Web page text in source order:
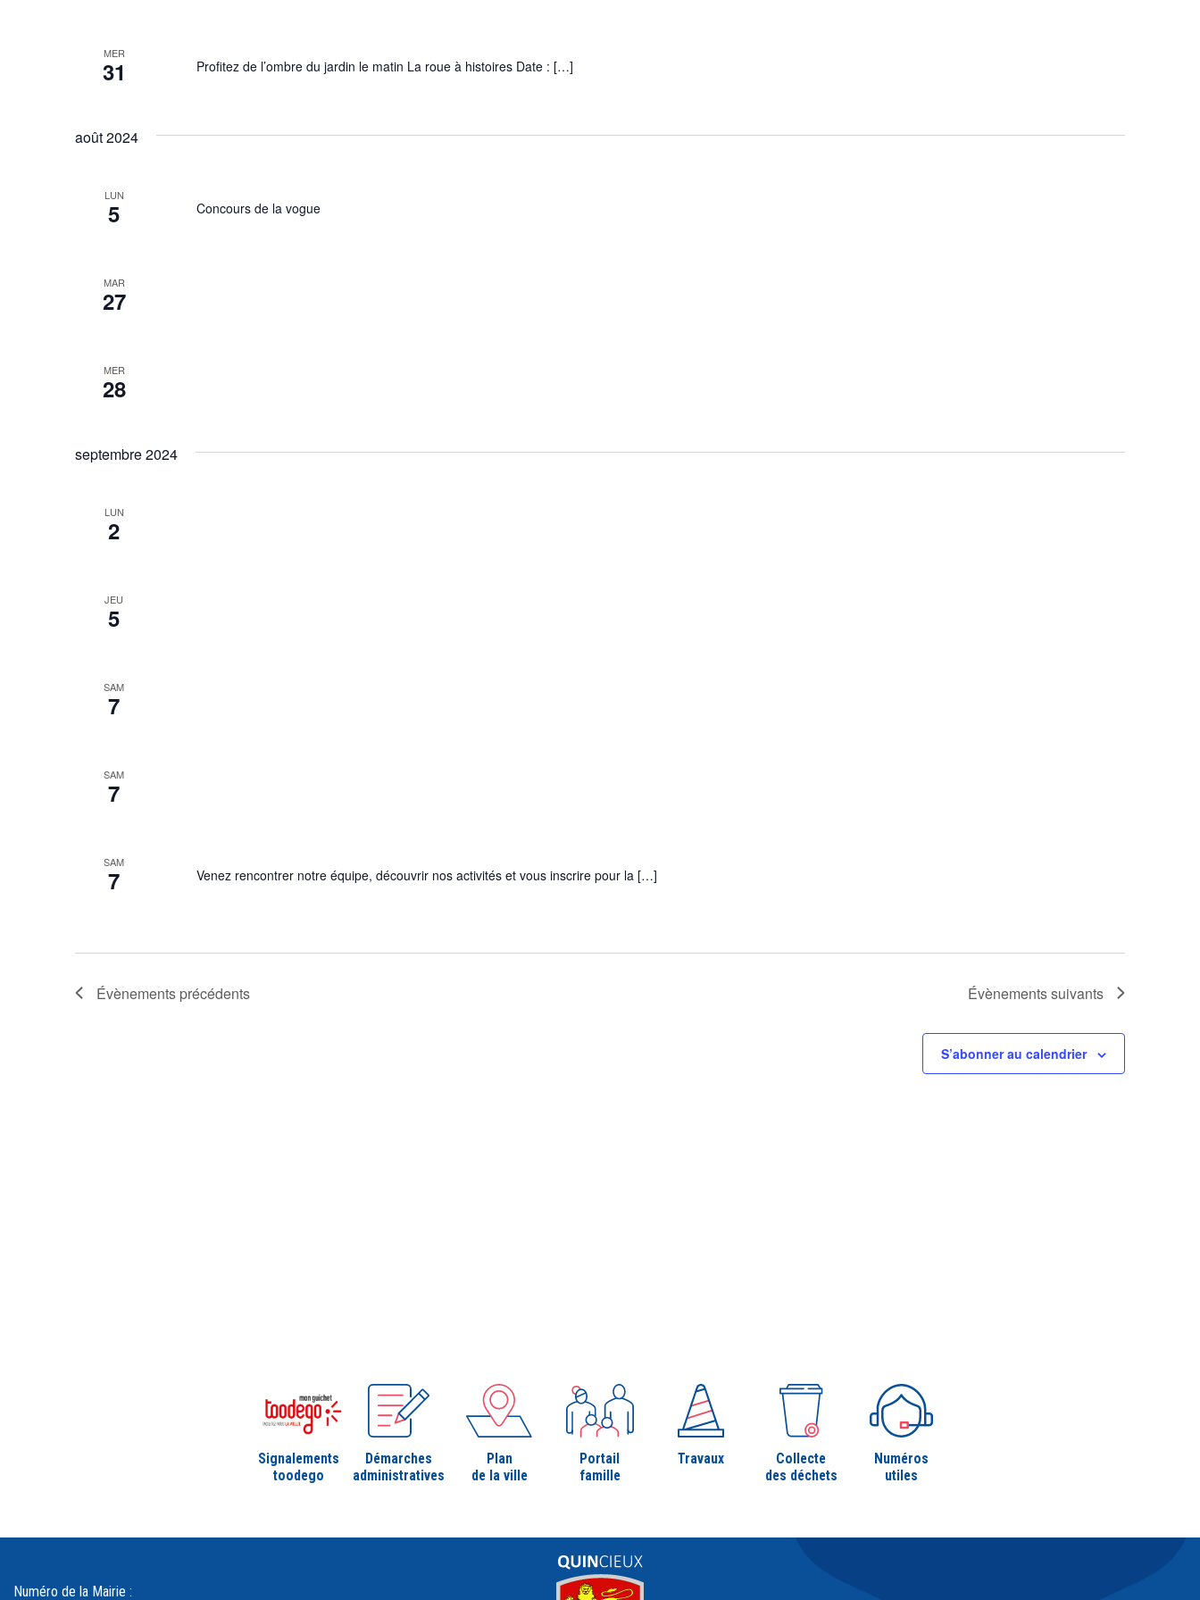
MER
31 Profitez de l’ombre du jardin le matin La roue à histoires Date : […]
août 2024
LUN
5 Concours de la vogue
MAR
27
MER
28
septembre 2024
LUN
2
JEU
5
SAM
7
SAM
7
SAM
7 Venez rencontrer notre équipe, découvrir nos activités et vous inscrire pour la […]
Évènements précédents Évènementssuivants
S’abonner au calendrier
Signalements
toodego
Démarches
administratives
Plan
de la ville
Portail
famille
Travaux
Collecte
des déchets
Numéros
utiles
Numéro de la Mairie :